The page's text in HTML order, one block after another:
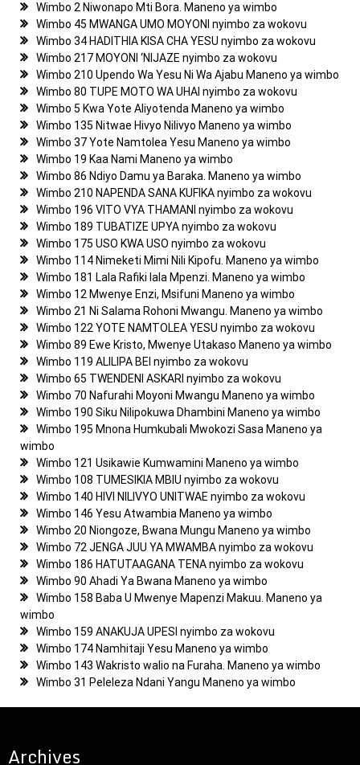
Wimbo 2 Niwonapo Mti Bora. Maneno ya wimbo
Wimbo 45 MWANGA UMO MOYONI nyimbo za wokovu
Wimbo 34 HADITHIA KISA CHA YESU nyimbo za wokovu
Wimbo 217 MOYONI ‘NIJAZE nyimbo za wokovu
Wimbo 210 Upendo Wa Yesu Ni Wa Ajabu Maneno ya wimbo
Wimbo 80 TUPE MOTO WA UHAI nyimbo za wokovu
Wimbo 5 Kwa Yote Aliyotenda Maneno ya wimbo
Wimbo 135 Nitwae Hivyo Nilivyo Maneno ya wimbo
Wimbo 37 Yote Namtolea Yesu Maneno ya wimbo
Wimbo 19 Kaa Nami Maneno ya wimbo
Wimbo 86 Ndiyo Damu ya Baraka. Maneno ya wimbo
Wimbo 210 NAPENDA SANA KUFIKA nyimbo za wokovu
Wimbo 196 VITO VYA THAMANI nyimbo za wokovu
Wimbo 189 TUBATIZE UPYA nyimbo za wokovu
Wimbo 175 USO KWA USO nyimbo za wokovu
Wimbo 114 Nimeketi Mimi Nili Kipofu. Maneno ya wimbo
Wimbo 181 Lala Rafiki lala Mpenzi. Maneno ya wimbo
Wimbo 12 Mwenye Enzi, Msifuni Maneno ya wimbo
Wimbo 21 Ni Salama Rohoni Mwangu. Maneno ya wimbo
Wimbo 122 YOTE NAMTOLEA YESU nyimbo za wokovu
Wimbo 89 Ewe Kristo, Mwenye Utakaso Maneno ya wimbo
Wimbo 119 ALILIPA BEI nyimbo za wokovu
Wimbo 65 TWENDENI ASKARI nyimbo za wokovu
Wimbo 70 Nafurahi Moyoni Mwangu Maneno ya wimbo
Wimbo 190 Siku Nilipokuwa Dhambini Maneno ya wimbo
Wimbo 195 Mnona Humkubali Mwokozi Sasa Maneno ya
wimbo
Wimbo 121 Usikawie Kumwamini Maneno ya wimbo
Wimbo 108 TUMESIKIA MBIU nyimbo za wokovu
Wimbo 140 HIVI NILIVYO UNITWAE nyimbo za wokovu
Wimbo 146 Yesu Atwambia Maneno ya wimbo
Wimbo 20 Niongoze, Bwana Mungu Maneno ya wimbo
Wimbo 72 JENGA JUU YA MWAMBA nyimbo za wokovu
Wimbo 186 HATUTAAGANA TENA nyimbo za wokovu
Wimbo 90 Ahadi Ya Bwana Maneno ya wimbo
Wimbo 158 Baba U Mwenye Mapenzi Makuu. Maneno ya
wimbo
Wimbo 159 ANAKUJA UPESI nyimbo za wokovu
Wimbo 174 Namhitaji Yesu Maneno ya wimbo
Wimbo 143 Wakristo walio na Furaha. Maneno ya wimbo
Wimbo 31 Peleleza Ndani Yangu Maneno ya wimbo
Archives